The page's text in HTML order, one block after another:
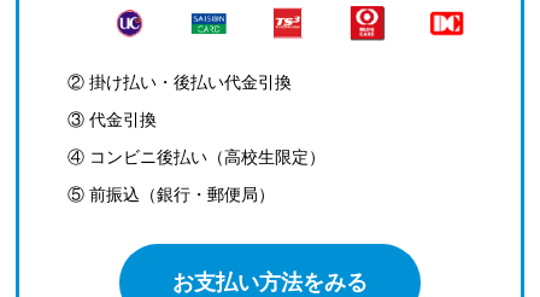
② 掛け払い・後払い代金引換
③ 代金引換
④ コンビニ後払い（高校生限定）
⑤ 前振込（銀行・郵便局）
お支払い方法をみる